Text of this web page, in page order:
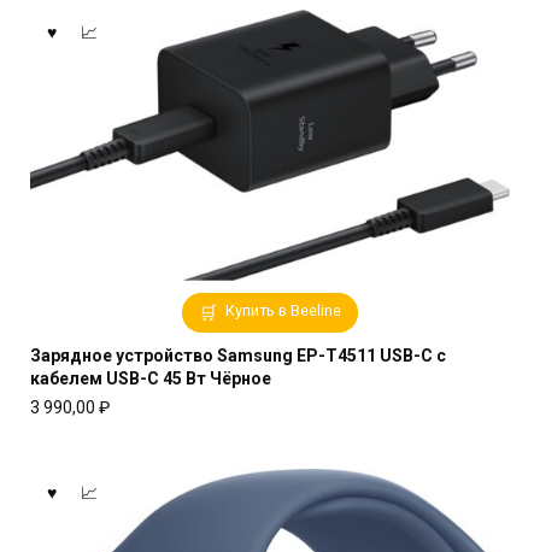
Купить в Beeline
Зарядное устройство Samsung EP-T4511 USB-C с
кабелем USB-C 45 Вт Чёрное
3 990,00 ₽